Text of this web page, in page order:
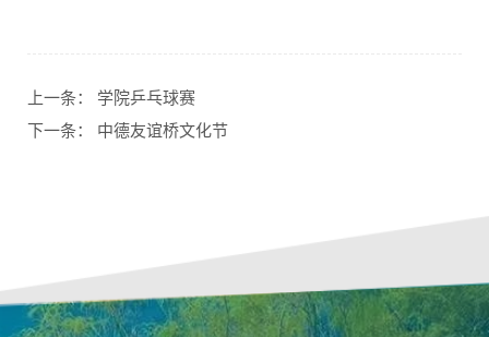
上一条： 学院乒乓球赛
下一条： 中德友谊桥文化节